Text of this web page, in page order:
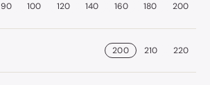
90 100 120 140 160 180 200
200 210 220